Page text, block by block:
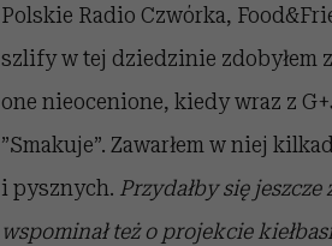
Polskie Radio Czwórka,
szlify w tej dziedzinie zdobyłem
one nieocenione, kiedy wraz z
”Smakuje”. Zawarłem w niej
i pysznych. Przydałby się
wspominał też o projekcie